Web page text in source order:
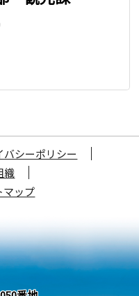
バシーポリシー
織
マップ